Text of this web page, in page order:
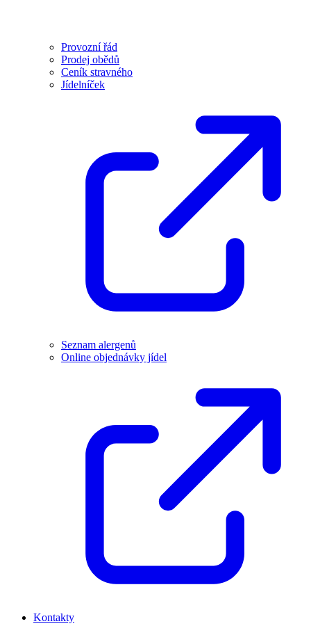
Provozní řád
Prodej obědů
Ceník stravného
Jídelníček
Seznam alergenů
Online objednávky jídel
Kontakty